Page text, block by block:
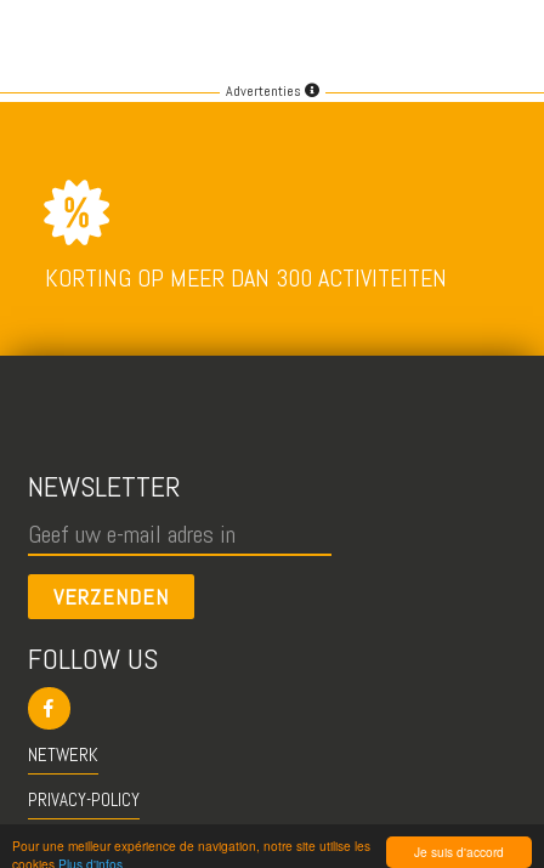
Je suis d'accord
Pour une meilleur expérience de navigation, notre site utilise les
cookies Plus d'infos
Advertenties
KORTING OP MEER DAN 300 ACTIVITEITEN
NEWSLETTER
VERZENDEN
FOLLOW US
NETWERK
PRIVACY-POLICY
CGU